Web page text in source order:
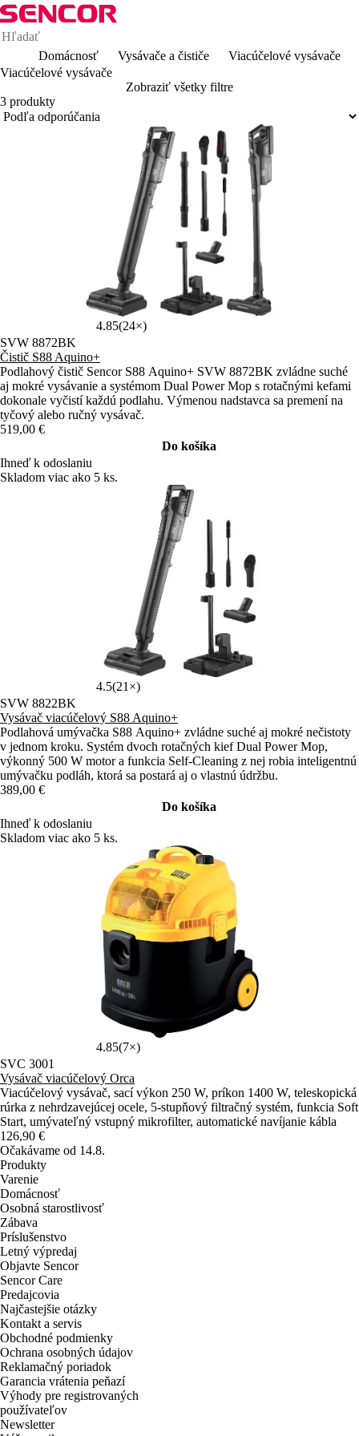
Domácnosť Vysávače a čističe
Viacúčelové vysávače
Viacúčelové vysávače
Zobraziť všetky filtre
3 produkty
4.85(24×)
SVW 8872BK
Čistič S88 Aquino+
Podlahový čistič Sencor S88 Aquino+ SVW 8872BK zvládne suché
aj mokré vysávanie a systémom Dual Power Mop s rotačnými kefami
dokonale vyčistí každú podlahu. Výmenou nadstavca sa premení na
tyčový alebo ručný vysávač.
519,00 €
Do košíka
Ihneď k odoslaniu
Skladom viac ako 5 ks.
4.5(21×)
SVW 8822BK
Vysávač viacúčelový S88 Aquino+
Podlahová umývačka S88 Aquino+ zvládne suché aj mokré nečistoty
v jednom kroku. Systém dvoch rotačných kief Dual Power Mop,
výkonný 500 W motor a funkcia Self-Cleaning z nej robia inteligentnú
umývačku podláh, ktorá sa postará aj o vlastnú údržbu.
389,00 €
Do košíka
Ihneď k odoslaniu
Skladom viac ako 5 ks.
4.85(7×)
SVC 3001
Vysávač viacúčelový Orca
Viacúčelový vysávač, sací výkon 250 W, príkon 1400 W, teleskopická
rúrka z nehrdzavejúcej ocele, 5-stupňový filtračný systém, funkcia Soft
Start, umývateľný vstupný mikrofilter, automatické navíjanie kábla
126,90 €
Očakávame od 14.8.
Produkty
Varenie
Domácnosť
Osobná starostlivosť
Zábava
Príslušenstvo
Letný výpredaj
Objavte Sencor
Sencor Care
Predajcovia
Najčastejšie otázky
Kontakt a servis
Obchodné podmienky
Ochrana osobných údajov
Reklamačný poriadok
Garancia vrátenia peňazí
Výhody pre registrovaných
používateľov
Newsletter